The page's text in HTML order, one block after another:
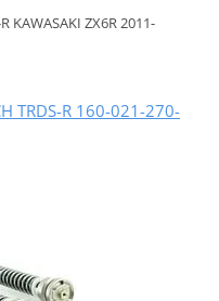
KAWASAKI ZX6R 2011-
TRDS-R 160-021-270-